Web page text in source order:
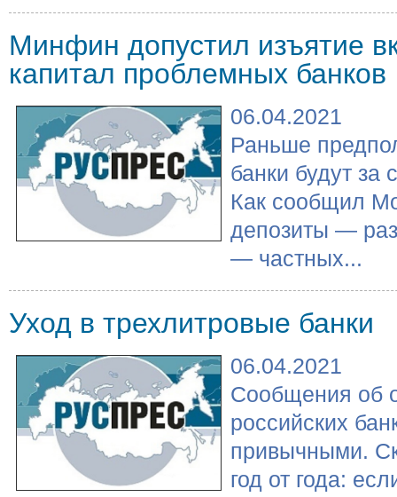
Минфин допустил изъятие
капитал проблемных банков
06.04.2021
Раньше
банки будут за
Как сообщил
депозиты —
— частных...
Уход в трехлитровые банки
06.04.2021
Сообщения об
российских
привычными.
год от года: